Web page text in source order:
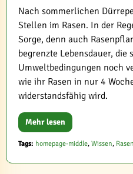
Nach sommerlichen
Stellen im Rasen. In der
Sorge, denn auch
begrenzte Lebensdauer,
Umweltbedingungen noch
wie ihr Rasen in nur 4
widerstandsfähig wird.
Mehr lesen
Tags: homepage-middle, Wissen, Rasen